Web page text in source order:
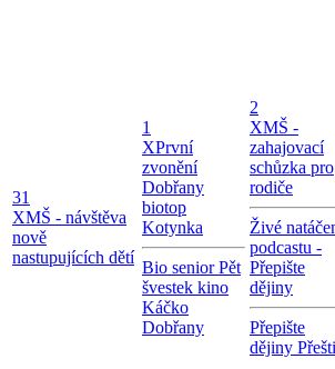
31
XMŠ - návštěva
nově
nastupujících dětí
1
XPrvní
zvonění
Dobřany
biotop
Kotynka
Bio senior Pět
švestek kino
Káčko
Dobřany
2
XMŠ -
zahajovací
schůzka pro
rodiče
Živé
podcastu -
Přepište
dějiny
Přepište
dějiny